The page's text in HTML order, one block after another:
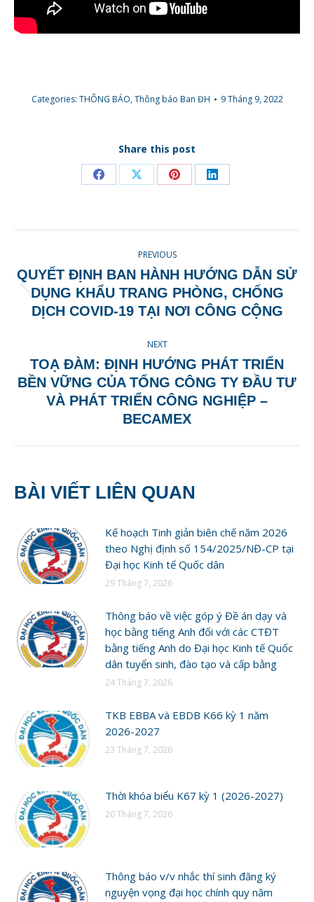
Categories: THÔNG BÁO,Thông báo Ban ĐH 9 Tháng 9, 2022
Share this post
PREVIOUS
QUYẾT ĐỊNH BAN HÀNH HƯỚNG DẪN SỬ
DỤNG KHẨU TRANG PHÒNG, CHỐNG
DỊCH COVID-19 TẠI NƠI CÔNG CỘNG
NEXT
TOẠ ĐÀM: ĐỊNH HƯỚNG PHÁT TRIỂN
BỀN VỮNG CỦA TỔNG CÔNG TY ĐẦU TƯ
VÀ PHÁT TRIỂN CÔNG NGHIỆP –
BECAMEX
BÀI VIẾT LIÊN QUAN
Kế hoạch Tinh giản biên chế năm 2026
theo Nghị định số 154/2025/NĐ-CP tại
Đại học Kinh tế Quốc dân
29 Tháng 7, 2026
Thông báo về việc góp ý Đề án dạy và
học bằng tiếng Anh đối với các CTĐT
bằng tiếng Anh do Đại học Kinh tế Quốc
dân tuyển sinh, đào tạo và cấp bằng
24 Tháng 7, 2026
TKB EBBA và EBDB K66 kỳ 1 năm
2026-2027
23 Tháng 7, 2026
Thời khóa biểu K67 kỳ 1 (2026-2027)
20 Tháng 7, 2026
Thông báo v/v nhắc thí sinh đăng ký
nguyện vọng đại học chính quy năm